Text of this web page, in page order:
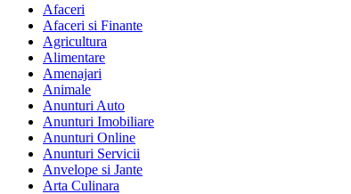
Afaceri
Afaceri si Finante
Agricultura
Alimentare
Amenajari
Animale
Anunturi Auto
Anunturi Imobiliare
Anunturi Online
Anunturi Servicii
Anvelope si Jante
Arta Culinara